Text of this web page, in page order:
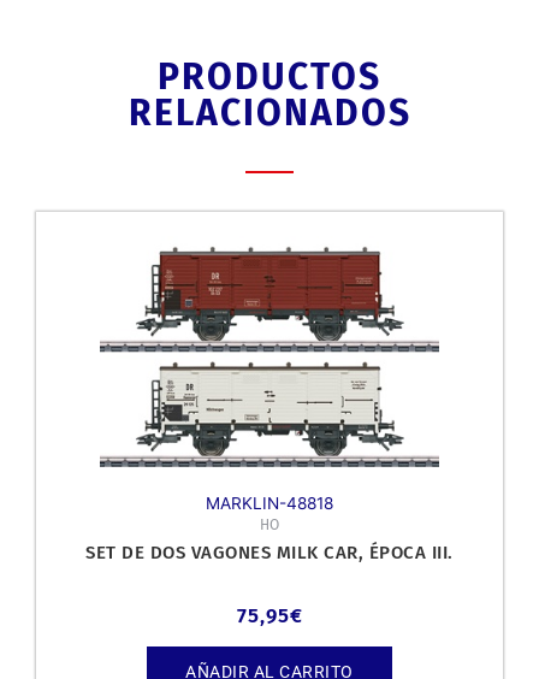
PRODUCTOS
RELACIONADOS
MARKLIN-48818
HO
SET DE DOS VAGONES MILK CAR, ÉPOCA III.
75,95€
AÑADIR AL CARRITO